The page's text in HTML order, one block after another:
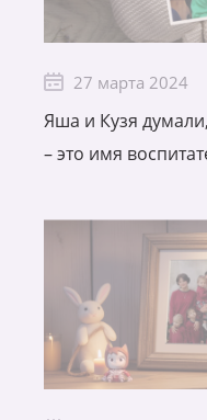
27 марта 2024
Яша и Кузя
– это имя